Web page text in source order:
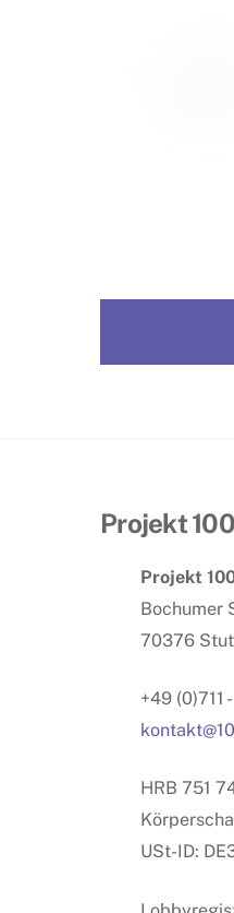
Projekt
Projekt
Bochumer
70376
+49 (0)711
HRB 751
USt-ID: